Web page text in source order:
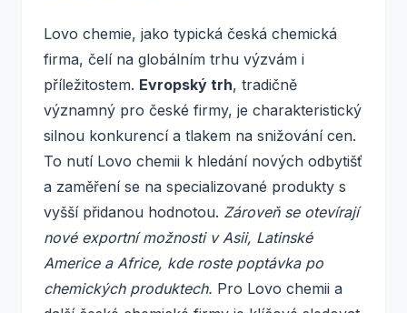
Lovo chemie, jako typická česká chemická
firma, čelí na globálním trhu výzvám i
příležitostem. Evropský trh, tradičně
významný pro české firmy, je charakteristický
silnou konkurencí a tlakem na snižování cen.
To nutí Lovo chemii k hledání nových odbytišť
a zaměření se na specializované produkty s
vyšší přidanou hodnotou. Zároveň se otevírají
nové exportní možnosti v Asii, Latinské
Americe a Africe, kde roste poptávka po
chemických produktech. Pro Lovo chemii a